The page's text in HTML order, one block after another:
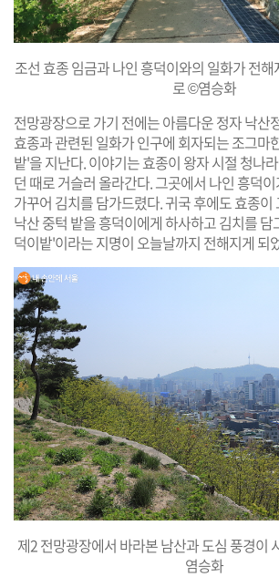
조선 효종 임금과 나인 흥덕이와의 일화가 전
로 ©염승화
전망광장으로 가기 전에는 아름다운 정자 낙산
효종과 관련된 일화가 인구에 회자되는 조그마
밭'을 지난다. 이야기는 효종이 왕자 시절 청나
던 때로 거슬러 올라간다. 그곳에서 나인 흥덕
가꾸어 김치를 담가드렸다. 귀국 후에도 효종이
낙산 중턱 밭을 흥덕이에게 하사하고 김치를 담
덕이밭'이라는 지명이 오늘날까지 전해지게 되
제2 전망광장에서 바라본 남산과 도심 풍경이
염승화